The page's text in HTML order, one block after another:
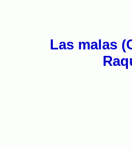
Las malas